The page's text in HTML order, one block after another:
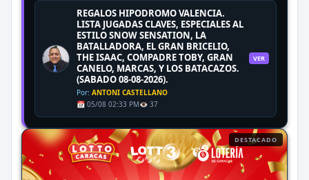
REGALOS HIPODROMO VALENCIA.
LISTA JUGADAS CLAVES, ESPECIALES AL
ESTILO SNOW SENSATION, LA
BATALLADORA, EL GRAN BRICELIO,
THE ISAAC, COMPADRE TOBY, GRAN
CANELO, MARCAS, Y LOS BATACAZOS.
(SABADO 08-08-2026).
Por: ANTONI CASTELLANO
📅 05/08 02:33 PM👁️ 37
VER
DESTACADO